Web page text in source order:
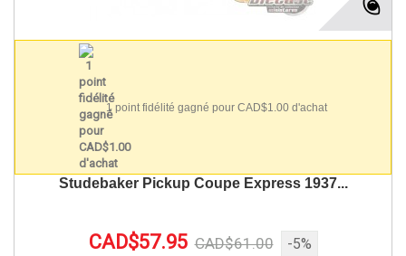
1 point fidélité gagné pour CAD$1.00 d'achat
Studebaker Pickup Coupe Express 1937...
CAD$57.95 CAD$61.00 -5%